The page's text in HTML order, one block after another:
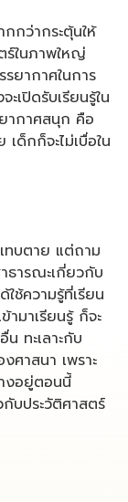
กว่ากระตุ้นให้
ร์ในภาพใหญ่
ยากาศในการ
เปิดรับเรียนรู้ใน
ากาศสนุก คือ
ด็กก็จะไม่เบื่อใน
ทบตาย แต่ถาม
ธารณะเกี่ยวกับ
ช้ความรู้ที่เรียน
มาเรียนรู้ ก็จะ
ทะเลาะกับ
ศาสนา เพราะ
งอยู่ตอนนี้
กับประวัติศาสตร์